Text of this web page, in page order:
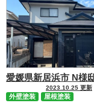
2023.10.25 更新
外壁塗装 屋根塗装